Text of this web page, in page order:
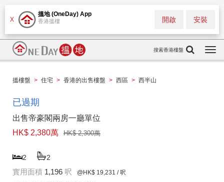
X
搵地 (OneDay) App
香港搵樓 安裝
開啟
搜索香港樓盤
搵樓盤 > 住宅 > 香港的出售樓盤 > 西區 > 西半山
已過期
出售帝豪閣兩房一廳單位
HK$ 2,380萬
HK$ 2,300萬
2 2
實用面積 1,196 呎 @HK$ 19,231 / 呎